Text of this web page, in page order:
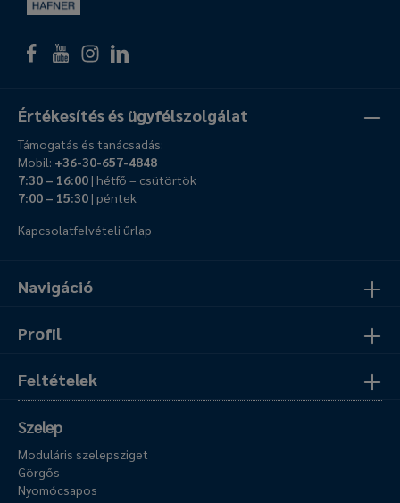
Navigáció
Profil
Feltételek
Értékesítés és ügyfélszolgálat
Támogatás és tanácsadás:
Mobil: +36-30-657-4848
7:30 – 16:00| hétfő – csütörtök
7:00 – 15:30| péntek
Kapcsolatfelvételi űrlap
Szelep
Moduláris szelepsziget
Görgős
Nyomócsapos